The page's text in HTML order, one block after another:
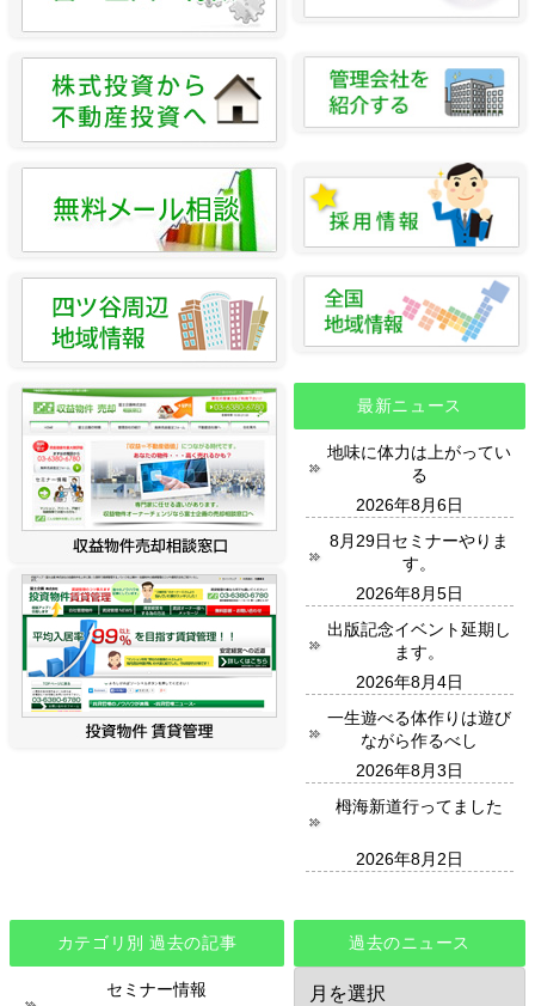
最新ニュース
地味に体力は上がってい
る
2026年8月6日
8月29日セミナーやりま
す。
2026年8月5日
出版記念イベント延期し
ます。
2026年8月4日
一生遊べる体作りは遊び
ながら作るべし
2026年8月3日
栂海新道行ってました
2026年8月2日
カテゴリ別 過去の記事
セミナー情報
過去のニュース
過